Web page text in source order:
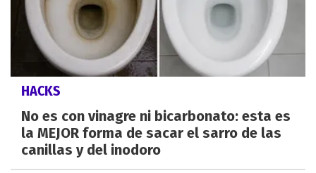
HACKS
No es con vinagre ni bicarbonato: esta es
la MEJOR forma de sacar el sarro de las
canillas y del inodoro